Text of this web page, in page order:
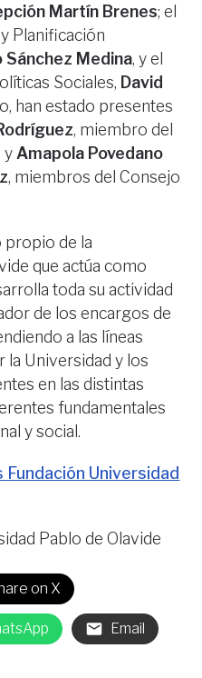
Martín Brenes; el
Planificación
Sánchez Medina, y el
Sociales, David
han estado presentes
, miembro del
y Amapola Povedano
, miembros del Consejo
propio de la
que actúa como
toda su actividad
de los encargos de
a las líneas
la Universidad y los
en las distintas
fundamentales
y social.
Universidad
Pablo de Olavide
on X
Email